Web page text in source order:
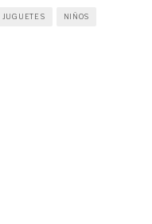
JUGUETES NIÑOS